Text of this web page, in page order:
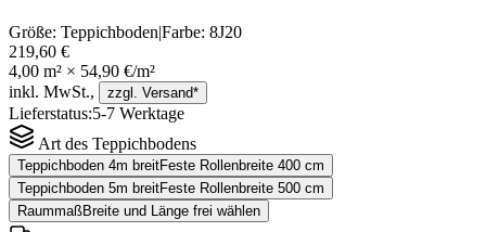
Größe: Teppichboden|Farbe: 8J20
219,60 €
4,00 m² × 54,90 €/m²
inkl. MwSt.,
zzgl. Versand*
Lieferstatus:5-7 Werktage
Art des Teppichbodens
Teppichboden 4m breitFeste Rollenbreite 400 cm
Teppichboden 5m breitFeste Rollenbreite 500 cm
RaummaßBreite und Länge frei wählen